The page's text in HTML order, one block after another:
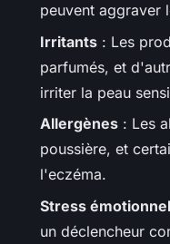
peuvent aggraver
Irritants : Les
parfumés, et
irriter la peau
Allergènes : Les
poussière, et
l'eczéma.
Stress émotionnel
un déclencheur